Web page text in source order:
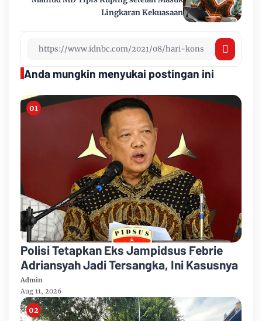
Lingkaran Kekuasaan
Anda mungkin menyukai postingan ini
Polisi Tetapkan Eks Jampidsus Febrie
Adriansyah Jadi Tersangka, Ini Kasusnya
Admin
Aug 11, 2026